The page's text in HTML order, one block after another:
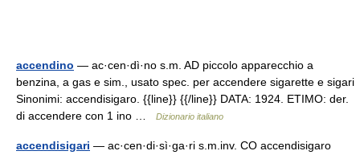
accendino — ac·cen·dì·no s.m. AD piccolo apparecchio a
benzina, a gas e sim., usato spec. per accendere sigarette e sigari
Sinonimi: accendisigaro. {{line}} {{/line}} DATA: 1924. ETIMO: der.
di accendere con 1 ino …
Dizionario italiano
accendisigari — ac·cen·di·sì·ga·ri s.m.inv. CO accendisigaro